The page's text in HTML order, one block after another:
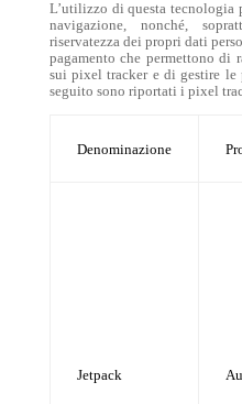
L’utilizzo di questa tecnologia
navigazione, nonché,
riservatezza dei propri dati
pagamento che permettono di
sui pixel tracker e di gestire le
seguito sono riportati i pixel
Denominazione
Jetpack